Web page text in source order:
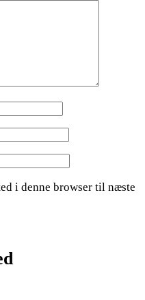
i denne browser til næste